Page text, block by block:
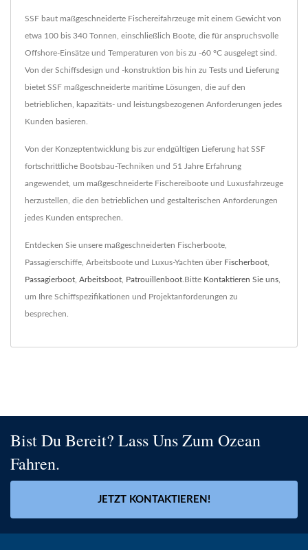
SSF baut maßgeschneiderte Fischereifahrzeuge mit einem Gewicht von
etwa 100 bis 340 Tonnen, einschließlich Boote, die für anspruchsvolle
Offshore-Einsätze und Temperaturen von bis zu -60 °C ausgelegt sind.
Von der Schiffsdesign und -konstruktion bis hin zu Tests und Lieferung
bietet SSF maßgeschneiderte maritime Lösungen, die auf den
betrieblichen, kapazitäts- und leistungsbezogenen Anforderungen jedes
Kunden basieren.
Von der Konzeptentwicklung bis zur endgültigen Lieferung hat SSF
fortschrittliche Bootsbau-Techniken und 51 Jahre Erfahrung
angewendet, um maßgeschneiderte Fischereiboote und Luxusfahrzeuge
herzustellen, die den betrieblichen und gestalterischen Anforderungen
jedes Kunden entsprechen.
Entdecken Sie unsere maßgeschneiderten Fischerboote,
Passagierschiffe, Arbeitsboote und Luxus-Yachten über Fischerboot,
Passagierboot, Arbeitsboot, Patrouillenboot.Bitte Kontaktieren Sie uns,
um Ihre Schiffspezifikationen und Projektanforderungen zu
besprechen.
Bist Du Bereit? Lass Uns Zum Ozean
Fahren.
JETZT KONTAKTIEREN!